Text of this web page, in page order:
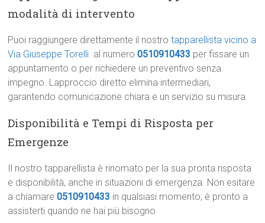
modalità di intervento
Puoi raggiungere direttamente il nostrotapparellista vicino a
Via Giuseppe Torelli al numero0510910433 per fissare un
appuntamento o per richiedere un preventivo senza
impegno. Lapproccio diretto elimina intermediari,
garantendo comunicazione chiara e un servizio su misura.
Disponibilità e Tempi di Risposta per
Emergenze
Il nostro tapparellista è rinomato per la sua pronta risposta
e disponibilità, anche in situazioni di emergenza. Non esitare
a chiamare0510910433 in qualsiasi momento; è pronto a
assisterti quando ne hai più bisogno.